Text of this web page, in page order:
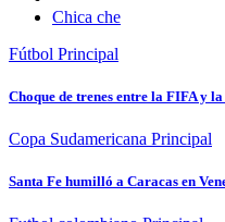
Chica che
Fútbol Principal
Choque de trenes entre la FIFA y
Copa Sudamericana Principal
Santa Fe humilló a Caracas en